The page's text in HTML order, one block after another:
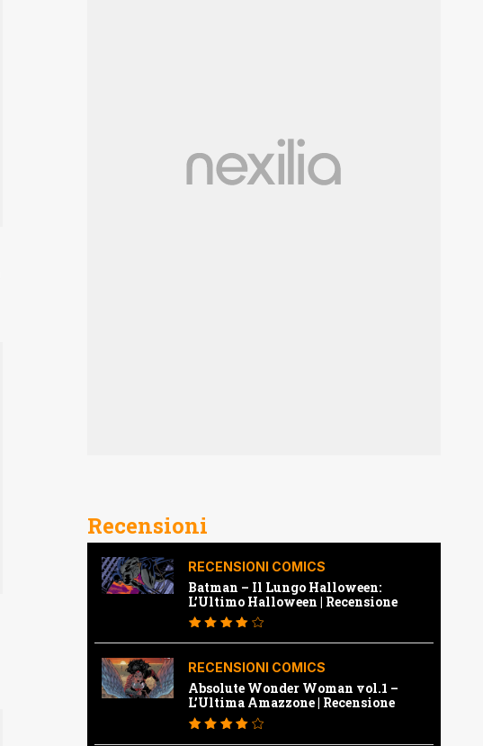
Recensioni
RECENSIONI COMICS
Batman – Il Lungo Halloween:
L’Ultimo Halloween | Recensione
RECENSIONI COMICS
Absolute Wonder Woman vol.1 –
L’Ultima Amazzone | Recensione